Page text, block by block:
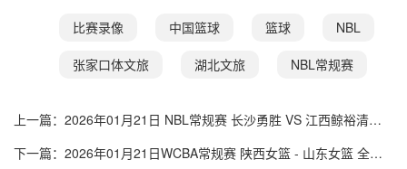
比赛录像 中国篮球 篮球 NBL
张家口体文旅 湖北文旅 NBL常规赛
上一篇： 2026年01月21日 NBL常规赛 长沙勇胜 VS 江西鲸裕清酒
下一篇： 2026年01月21日WCBA常规赛 陕西女篮 - 山东女篮 全场